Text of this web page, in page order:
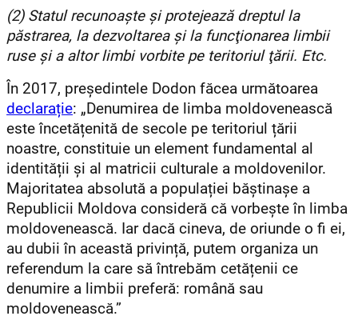
(2) Statul recunoaşte şi protejează dreptul la
păstrarea, la dezvoltarea şi la funcţionarea limbii
ruse şi a altor limbi vorbite pe teritoriul ţării. Etc.
În 2017, președintele Dodon făcea următoarea
declarație: „Denumirea de limba moldovenească
este încetățenită de secole pe teritoriul țării
noastre, constituie un element fundamental al
identității și al matricii culturale a moldovenilor.
Majoritatea absolută a populației băștinașe a
Republicii Moldova consideră că vorbește în limba
moldovenească. Iar dacă cineva, de oriunde o fi ei,
au dubii în această privință, putem organiza un
referendum la care să întrebăm cetățenii ce
denumire a limbii preferă: română sau
moldovenească.”